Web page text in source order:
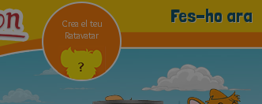
Crea el teu
Ratavatar
Fes-ho ara